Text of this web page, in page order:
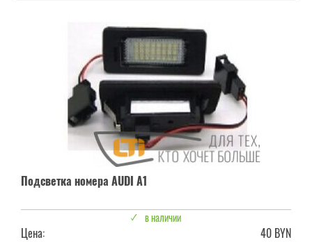
Подсветка номера AUDI A1
в наличии
Цена:
40 BYN